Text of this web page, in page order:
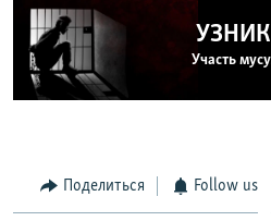
Участь
Поделиться Follow us